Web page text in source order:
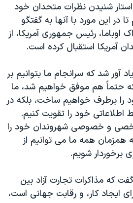
شنیدن نظرات متحدان خود
در این مورد با آنها به گفتگو
اوباما، رئیس جمهوری آمریکا، از
آمریکا استقبال کرده است.
آور شد که سرانجام ما بتوانیم بر
حتماً هم موفق خواهیم شد، ما
را برطرف خواهیم ساخت، بلکه در
اطلاعاتی خود را تقویت کنیم.
شخصی و خصوصی شهروندان خود را
همزمان همه ما می توانیم از
برخوردار شویم.
گفت که مذاکرات تجارت آزاد بین
ایجاد کار، و رقابت جهانی است،